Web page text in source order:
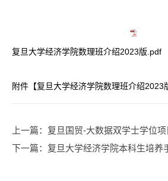
复旦大学经济学院数理班介绍2023版.pdf
附件【复旦大学经济学院数理班介绍2023
上一篇：复旦国贸-大数据双学士学位
下一篇：复旦大学经济学院本科生培养